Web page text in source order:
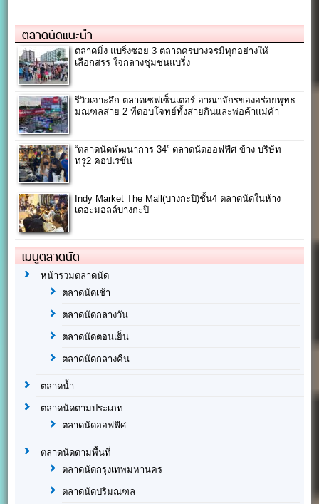
ตลาดนัดแนะนำ
ตลาดมิ่ง แบริ่งซอย 3 ตลาดครบวงจรมีทุกอย่างให้
เลือกสรร ใจกลางชุมชนแบริ่ง
รีวิวเจาะลึก ตลาดเซฟเซ็นเตอร์ อาณาจักรของอร่อยพุทธ
มณฑลสาย 2 ที่ตอบโจทย์ทั้งสายกินและพ่อค้าแม่ค้า
“ตลาดนัดพัฒนาการ 34” ตลาดนัดออฟฟิศ ข้าง บริษัท
ทรู2 คอปเรชั่น
Indy Market The Mall(บางกะปิ)ชั้น4 ตลาดนัดในห้าง
เดอะมอลล์บางกะปิ
เมนูตลาดนัด
หน้ารวมตลาดนัด
ตลาดนัดเช้า
ตลาดนัดกลางวัน
ตลาดนัดตอนเย็น
ตลาดนัดกลางคืน
ตลาดน้ำ
ตลาดนัดตามประเภท
ตลาดนัดออฟฟิศ
ตลาดนัดตามพื้นที่
ตลาดนัดกรุงเทพมหานคร
ตลาดนัดปริมณฑล